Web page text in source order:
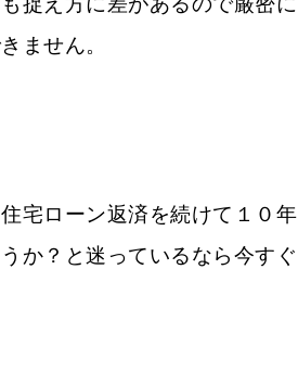
ません。
宅ローン返済を続けて１０年
か？と迷っているなら今すぐ